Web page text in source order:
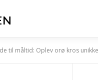
til måltid: Oplev orø kros